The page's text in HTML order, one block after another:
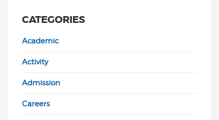
CATEGORIES
Academic
Activity
Admission
Careers